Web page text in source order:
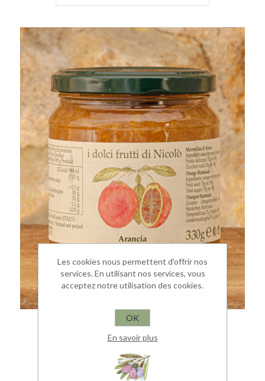
MARMELLATA DI ARANCE 330G
Con zucchero di canna
€ 6,00
Les cookies nous permettent d'offrir nos
services. En utilisant nos services, vous
acceptez notre utilisation des cookies.
OK
En savoir plus